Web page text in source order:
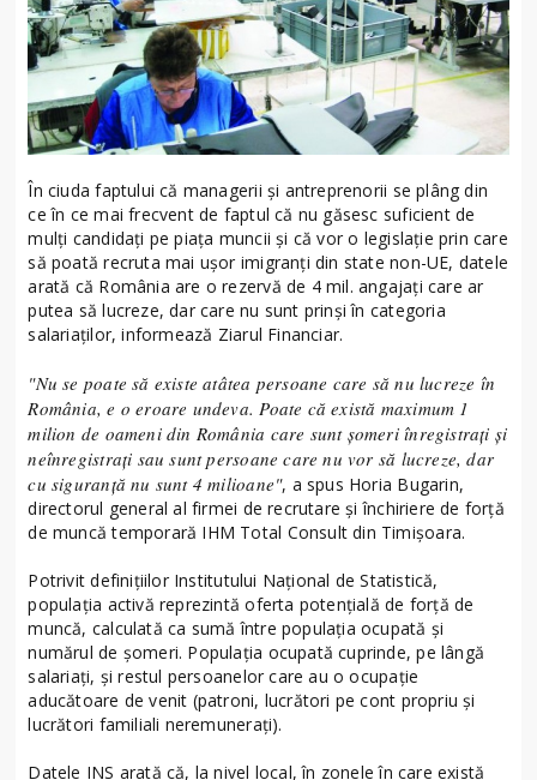
În ciuda faptului că managerii şi antreprenorii se plâng din
ce în ce mai frecvent de faptul că nu găsesc suficient de
mulţi candidaţi pe piaţa muncii şi că vor o legislaţie prin care
să poată re­cru­ta mai uşor imi­granţi din state non-UE, datele
arată că Ro­mânia are o rezervă de 4 mil. an­gajaţi care ar
putea să lucreze, dar care nu sunt prinşi în categoria
salariaţilor, informează Ziarul Financiar.
"Nu se poate să existe atâtea persoane care să nu lucreze în
România, e o eroare undeva. Poate că există maximum 1
milion de oameni din România care sunt şomeri înregistraţi şi
neînregistraţi sau sunt persoane care nu vor să lucreze, dar
cu siguranţă nu sunt 4 milioane", a spus Horia Bugarin,
directorul general al firmei de recrutare şi închiriere de forţă
de muncă temporară IHM Total Consult din Timişoara.
Potrivit definiţiilor Institutului Naţional de Statistică,
populaţia activă reprezintă oferta potenţială de forţă de
muncă, calculată ca sumă între populaţia ocupată şi
numărul de şomeri. Populaţia ocupată cuprinde, pe lângă
salariaţi, şi restul persoanelor care au o ocupaţie
aducătoare de venit (patroni, lucrători pe cont propriu şi
lucrători familiali neremuneraţi).
Datele INS arată că, la nivel local, în zonele în care există